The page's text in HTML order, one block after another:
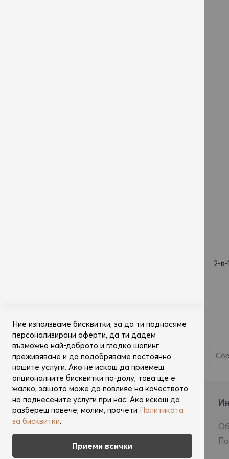
2-
Свържи се с нас
+359893000999
Ние използваме бисквитки, за да ти поднасяме
персонализирани оферти, да ти дадем
възможно най-доброто и гладко шопинг
преживяване и да подобряваме постоянно
нашите услуги. Ако не искаш да приемеш
опционалните бисквитки по-долу, това ще е
жалко, защото може да повлияе на качеството
на поднесените услуги при нас. Ако искаш да
разбереш повече, молим, прочети Политиката
за бисквитки.
Приеми всички